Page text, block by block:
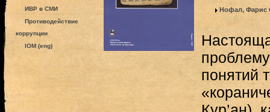
ИВР в СМИ
Противодействие
коррупции
IOM (eng)
Нофал, Фарис
понятий